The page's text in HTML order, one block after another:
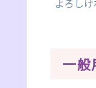
よろしけ
一般